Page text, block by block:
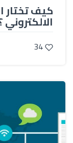
كيف تختار
الالكتروني